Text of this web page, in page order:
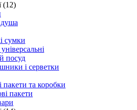
(12)
душа
сумки
посуд
і серветки
пакети та коробки
пакети